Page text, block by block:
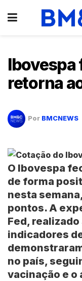
Ibovespa
retorna
Por BMCNEWS
O Ibovespa
de forma
nesta
pontos. A
Fed,
indicadores
no país,
vacinação e o